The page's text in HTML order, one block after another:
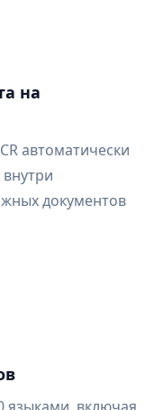
на
автоматически
документов